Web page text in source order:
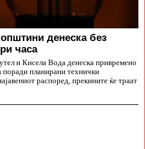
денеска без
часа
и Кисела Вода денеска привремено
поради планирани технички
распоред, прекините ќе траат